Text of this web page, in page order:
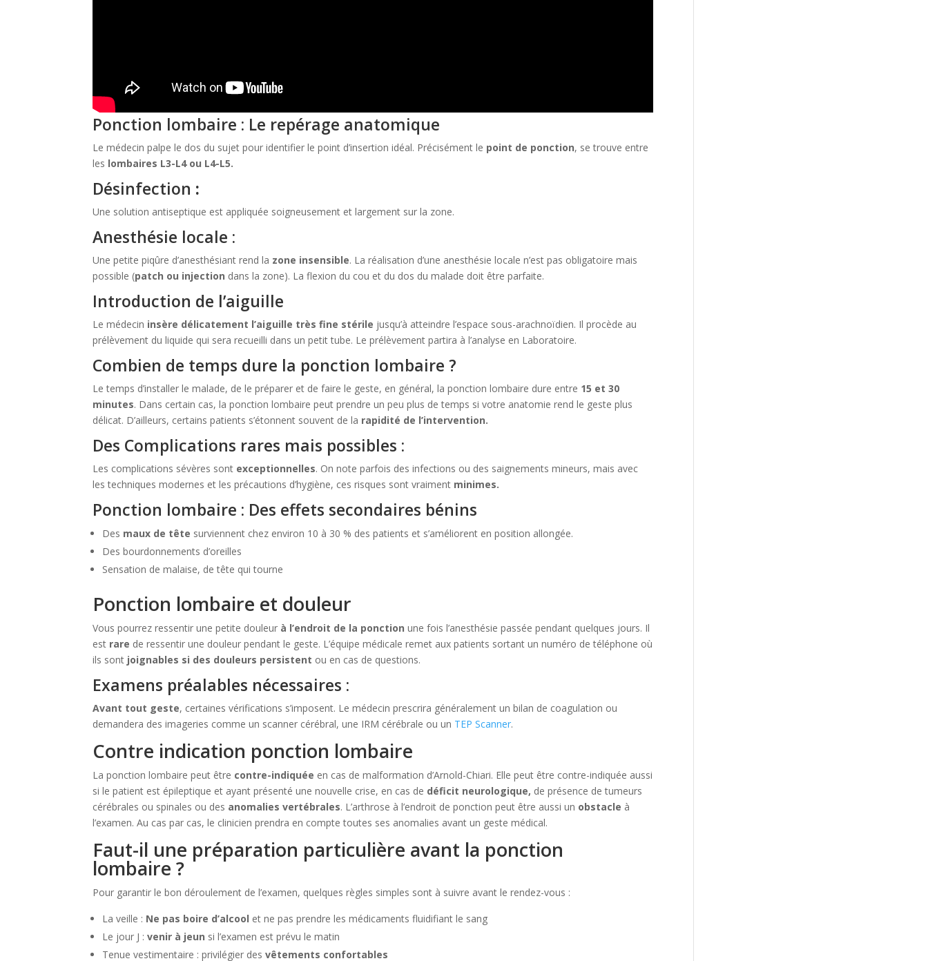
Ponction lombaire : Le repérage anatomique
Le médecin palpe le dos du sujet pour identifier le point d’insertion idéal. Précisément le point de ponction, se trouve entre
les lombaires L3-L4 ou L4-L5.
Désinfection :
Une solution antiseptique est appliquée soigneusement et largement sur la zone.
Anesthésie locale :
Une petite piqûre d’anesthésiant rend la zone insensible. La réalisation d’une anesthésie locale n’est pas obligatoire mais
possible (patch ou injection dans la zone). La flexion du cou et du dos du malade doit être parfaite.
Introduction de l’aiguille
Le médecin insère délicatement l’aiguille très fine stérile jusqu’à atteindre l’espace sous-arachnoïdien. Il procède au
prélèvement du liquide qui sera recueilli dans un petit tube. Le prélèvement partira à l’analyse en Laboratoire.
Combien de temps dure la ponction lombaire ?
Le temps d’installer le malade, de le préparer et de faire le geste, en général, la ponction lombaire dure entre 15 et 30
minutes. Dans certain cas, la ponction lombaire peut prendre un peu plus de temps si votre anatomie rend le geste plus
délicat. D’ailleurs, certains patients s’étonnent souvent de la rapidité de l’intervention.
Des Complications rares mais possibles :
Les complications sévères sont exceptionnelles. On note parfois des infections ou des saignements mineurs, mais avec
les techniques modernes et les précautions d’hygiène, ces risques sont vraiment minimes.
Ponction lombaire : Des effets secondaires bénins
Des maux de tête surviennent chez environ 10 à 30 % des patients et s’améliorent en position allongée.
Des bourdonnements d’oreilles
Sensation de malaise, de tête qui tourne
Ponction lombaire et douleur
Vous pourrez ressentir une petite douleur à l’endroit de la ponction une fois l’anesthésie passée pendant quelques jours. Il
est rare de ressentir une douleur pendant le geste. L’équipe médicale remet aux patients sortant un numéro de téléphone où
ils sont joignables si des douleurs persistent ou en cas de questions.
Examens préalables nécessaires :
Avant tout geste, certaines vérifications s’imposent. Le médecin prescrira généralement un bilan de coagulation ou
demandera des imageries comme un scanner cérébral, une IRM cérébrale ou un TEP Scanner.
Contre indication ponction lombaire
La ponction lombaire peut être contre-indiquée en cas de malformation d’Arnold-Chiari. Elle peut être contre-indiquée aussi
si le patient est épileptique et ayant présenté une nouvelle crise, en cas de déficit neurologique, de présence de tumeurs
cérébrales ou spinales ou des anomalies vertébrales. L’arthrose à l’endroit de ponction peut être aussi un obstacle à
l’examen. Au cas par cas, le clinicien prendra en compte toutes ses anomalies avant un geste médical.
Faut-il une préparation particulière avant la ponction
lombaire ?
Pour garantir le bon déroulement de l’examen, quelques règles simples sont à suivre avant le rendez-vous :
La veille : Ne pas boire d’alcool et ne pas prendre les médicaments fluidifiant le sang
Le jour J :venir à jeun si l’examen est prévu le matin
Tenue vestimentaire : privilégier desvêtements confortables